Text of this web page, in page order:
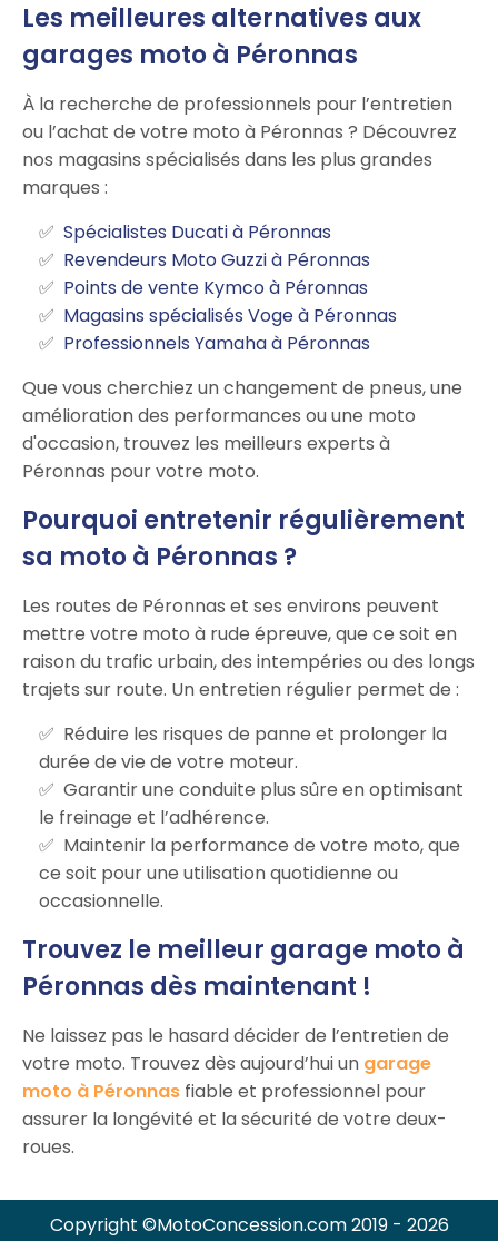
Les meilleures alternatives aux
garages moto à Péronnas
À la recherche de professionnels pour l’entretien
ou l’achat de votre moto à Péronnas ? Découvrez
nos magasins spécialisés dans les plus grandes
marques :
Spécialistes Ducati à Péronnas
Revendeurs Moto Guzzi à Péronnas
Points de vente Kymco à Péronnas
Magasins spécialisés Voge à Péronnas
Professionnels Yamaha à Péronnas
Que vous cherchiez un changement de pneus, une
amélioration des performances ou une moto
d'occasion, trouvez les meilleurs experts à
Péronnas pour votre moto.
Pourquoi entretenir régulièrement
sa moto à Péronnas ?
Les routes de Péronnas et ses environs peuvent
mettre votre moto à rude épreuve, que ce soit en
raison du trafic urbain, des intempéries ou des longs
trajets sur route. Un entretien régulier permet de :
Réduire les risques de panne et prolonger la
durée de vie de votre moteur.
Garantir une conduite plus sûre en optimisant
le freinage et l’adhérence.
Maintenir la performance de votre moto, que
ce soit pour une utilisation quotidienne ou
occasionnelle.
Trouvez le meilleur garage moto à
Péronnas dès maintenant !
Ne laissez pas le hasard décider de l’entretien de
votre moto. Trouvez dès aujourd’hui un garage
moto à Péronnas fiable et professionnel pour
assurer la longévité et la sécurité de votre deux-
roues.
Copyright ©MotoConcession.com 2019 - 2026